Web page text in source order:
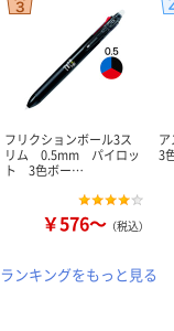
フリクションボール3ス
リム 0.5mm パイロッ
ト 3色ボー…
￥576～ （税込）
3
ランキングをもっと見る